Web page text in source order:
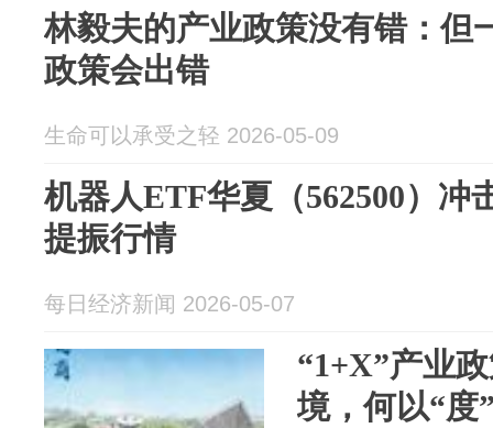
林毅夫的产业政策没有错：但
政策会出错
生命可以承受之轻 2026-05-09
机器人ETF华夏（562500）冲
提振行情
每日经济新闻 2026-05-07
“1+X”产业
境，何以“度